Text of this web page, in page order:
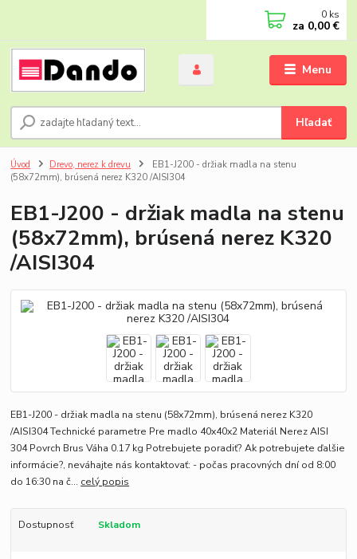
Menu
Hľadať
0 ks
za 0,00 €
Úvod Drevo, nerez k drevu
EB1-J200 - držiak madla na stenu
(58x72mm), brúsená nerez K320 /AISI304
EB1-J200 - držiak madla na stenu
(58x72mm), brúsená nerez K320
/AISI304
EB1-J200 - držiak madla na stenu (58x72mm), brúsená nerez K320
/AISI304 Technické parametre Pre madlo 40x40x2 Materiál Nerez AISI
304 Povrch Brus Váha 0.17 kg Potrebujete poradiť? Ak potrebujete ďalšie
informácie?, neváhajte nás kontaktovať: - počas pracovných dní od 8:00
do 16:30 na č... celý popis
Dostupnosť Skladom